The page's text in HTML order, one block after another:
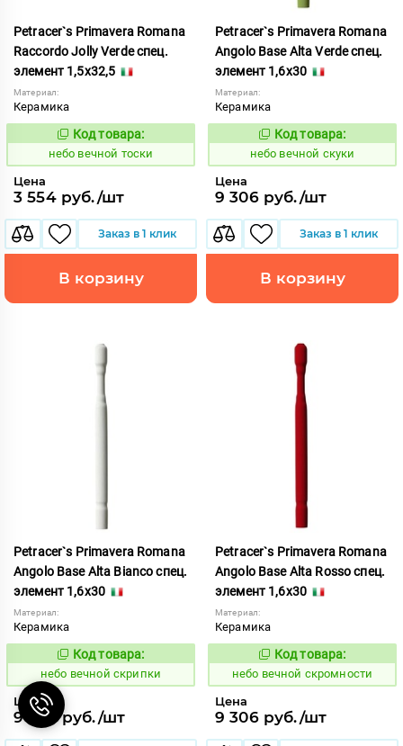
Petracer`s Primavera Romana
Raccordo Jolly Verde спец.
элемент 1,5x32,5
Материал:
Керамика
1111106
Код товара:
небо вечной тоски
Цена
3 554 руб./шт
Заказ в 1 клик
В корзину
Petracer`s Primavera Romana
Angolo Base Alta Verde спец.
элемент 1,6x30
Материал:
Керамика
1111094
Код товара:
небо вечной скуки
Цена
9 306 руб./шт
Заказ в 1 клик
В корзину
Petracer`s Primavera Romana
Angolo Base Alta Bianco спец.
элемент 1,6x30
Материал:
Керамика
1111092
Код товара:
небо вечной скрипки
Цена
9 306 руб./шт
Petracer`s Primavera Romana
Angolo Base Alta Rosso спец.
элемент 1,6x30
Материал:
Керамика
1111093
Код товара:
небо вечной скромности
Цена
9 306 руб./шт